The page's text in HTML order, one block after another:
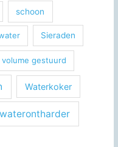
schoon
Sieraden
volume gestuurd
Waterkoker
waterontharder